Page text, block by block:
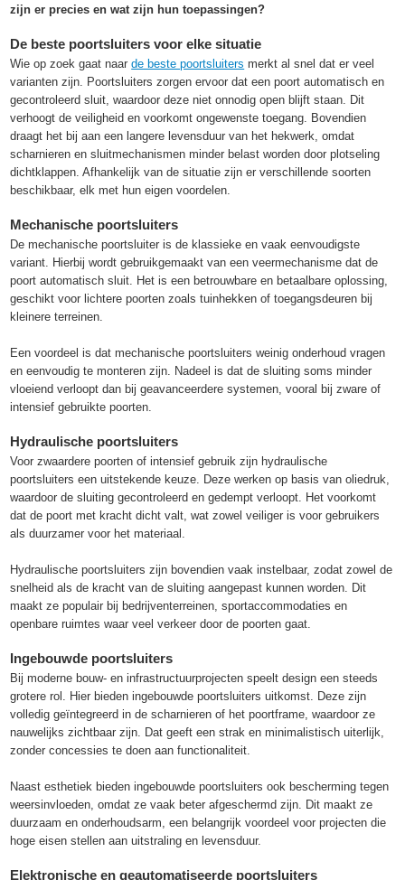
zijn er precies en wat zijn hun toepassingen?
De beste poortsluiters voor elke situatie
Wie op zoek gaat naarde beste poortsluiters merkt al snel dat er veel
varianten zijn. Poortsluiters zorgen ervoor dat een poort automatisch en
gecontroleerd sluit, waardoor deze niet onnodig open blijft staan. Dit
verhoogt de veiligheid en voorkomt ongewenste toegang. Bovendien
draagt het bij aan een langere levensduur van het hekwerk, omdat
scharnieren en sluitmechanismen minder belast worden door plotseling
dichtklappen. Afhankelijk van de situatie zijn er verschillende soorten
beschikbaar, elk met hun eigen voordelen.
Mechanische poortsluiters
De mechanische poortsluiter is de klassieke en vaak eenvoudigste
variant. Hierbij wordt gebruikgemaakt van een veermechanisme dat de
poort automatisch sluit. Het is een betrouwbare en betaalbare oplossing,
geschikt voor lichtere poorten zoals tuinhekken of toegangsdeuren bij
kleinere terreinen.
Een voordeel is dat mechanische poortsluiters weinig onderhoud vragen
en eenvoudig te monteren zijn. Nadeel is dat de sluiting soms minder
vloeiend verloopt dan bij geavanceerdere systemen, vooral bij zware of
intensief gebruikte poorten.
Hydraulische poortsluiters
Voor zwaardere poorten of intensief gebruik zijn hydraulische
poortsluiters een uitstekende keuze. Deze werken op basis van oliedruk,
waardoor de sluiting gecontroleerd en gedempt verloopt. Het voorkomt
dat de poort met kracht dicht valt, wat zowel veiliger is voor gebruikers
als duurzamer voor het materiaal.
Hydraulische poortsluiters zijn bovendien vaak instelbaar, zodat zowel de
snelheid als de kracht van de sluiting aangepast kunnen worden. Dit
maakt ze populair bij bedrijventerreinen, sportaccommodaties en
openbare ruimtes waar veel verkeer door de poorten gaat.
Ingebouwde poortsluiters
Bij moderne bouw- en infrastructuurprojecten speelt design een steeds
grotere rol. Hier bieden ingebouwde poortsluiters uitkomst. Deze zijn
volledig geïntegreerd in de scharnieren of het poortframe, waardoor ze
nauwelijks zichtbaar zijn. Dat geeft een strak en minimalistisch uiterlijk,
zonder concessies te doen aan functionaliteit.
Naast esthetiek bieden ingebouwde poortsluiters ook bescherming tegen
weersinvloeden, omdat ze vaak beter afgeschermd zijn. Dit maakt ze
duurzaam en onderhoudsarm, een belangrijk voordeel voor projecten die
hoge eisen stellen aan uitstraling en levensduur.
Elektronische en geautomatiseerde poortsluiters